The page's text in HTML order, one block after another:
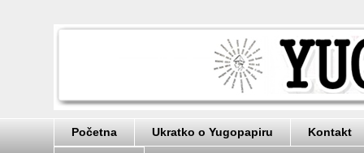
Početna Ukratko o Yugopapiru Kontakt